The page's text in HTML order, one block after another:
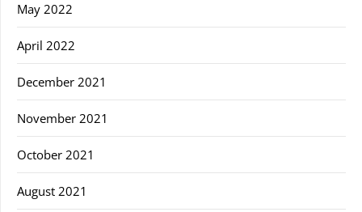
May 2022
April 2022
December 2021
November 2021
October 2021
August 2021